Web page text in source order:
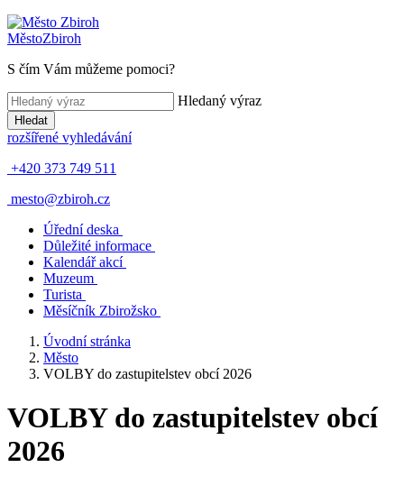
MěstoZbiroh
S čím Vám můžeme pomoci?
Hledaný výraz
Hledat
rozšířené vyhledávání
+420 373 749 511
mesto@zbiroh.cz
Úřední deska
Důležité informace
Kalendář akcí
Muzeum
Turista
Měsíčník Zbirožsko
Úvodní stránka
Město
VOLBY do zastupitelstev obcí 2026
VOLBY do zastupitelstev obcí
2026